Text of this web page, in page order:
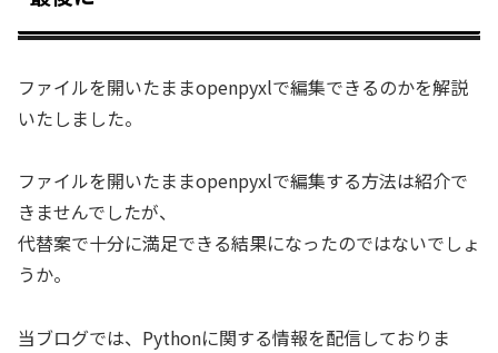
ファイルを開いたままopenpyxlで編集できるのかを解説
いたしました。
ファイルを開いたままopenpyxlで編集する方法は紹介で
きませんでしたが、
代替案で十分に満足できる結果になったのではないでしょ
うか。
当ブログでは、Pythonに関する情報を配信しておりま